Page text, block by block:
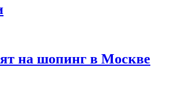
на шопинг в Москве